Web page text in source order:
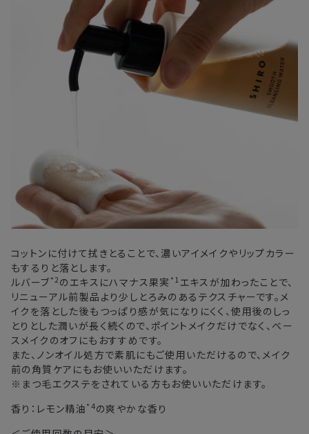
・交通状況や天候による遅延
・ラッピングのご注文、繁忙期および休業期間中
・ご注文内容の確認にお時間を要する
・複数製品購入により配送手配に時間がかかる
コットンに付けて拭きとることで、濃いアイメイクやリップカラー
もするりと落とします。
ルバーブ*2のエキスにハマナス果実 *1 エキスが加わったことで、
リニューアル前製品より少しとろみのあるテクスチャーです。メ
イクを落とした後もつっぱり感が気になりにくく、使用後のしっ
とりとした潤いが長く続くので、ポイントメイクだけでなく、ベー
スメイクのオフにもおすすめです。
また、ノンオイル処方で素肌にもご使用いただけるので、メイク
前の角質ケアにもお使いいただけます。
※まつ毛エクステをされている方もお使いいただけます。
香り：レモン精油 *4の爽やかな香り